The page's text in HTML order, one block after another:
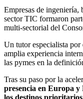
Empresas de ingeniería,
sector TIC formaron
multi-sectorial del
Un tutor especialista por
amplia experiencia
las pymes en la
Tras su paso por la
presencia en Europa y
los destinos